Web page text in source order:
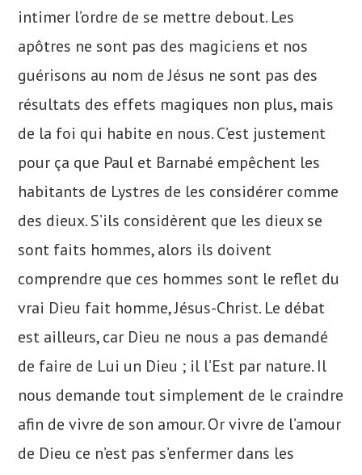
intimer l’ordre de se mettre debout. Les
apôtres ne sont pas des magiciens et nos
guérisons au nom de Jésus ne sont pas des
résultats des effets magiques non plus, mais
de la foi qui habite en nous. C’est justement
pour ça que Paul et Barnabé empêchent les
habitants de Lystres de les considérer comme
des dieux. S’ils considèrent que les dieux se
sont faits hommes, alors ils doivent
comprendre que ces hommes sont le reflet du
vrai Dieu fait homme, Jésus-Christ. Le débat
est ailleurs, car Dieu ne nous a pas demandé
de faire de Lui un Dieu ; il l’Est par nature. Il
nous demande tout simplement de le craindre
afin de vivre de son amour. Or vivre de l’amour
de Dieu ce n’est pas s’enfermer dans les